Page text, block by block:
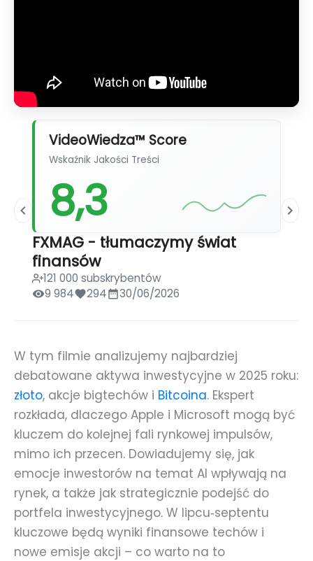
VideoWiedza™ Score
Wskaźnik Jakości Treści
8,3
FXMAG - tłumaczymy świat
finansów
121 000 subskrybentów
9 984
294 30/06/2026
W tym filmie analizujemy najbardziej
debatowane aktywa inwestycyjne w 2025 roku:
złoto, akcje bigtechów i Bitcoina. Ekspert
rozkłada, dlaczego Apple i Microsoft mogą być
kluczem do kolejnej fali rynkowej impulsów,
mimo ich przecen. Dowiadujemy się, jak
emocje inwestorów na temat AI wpływają na
rynek, a także jak strategicznie podejść do
portfela inwestycyjnego. W lipcu‑septentu
kluczowe będą wyniki finansowe techów i
nowe emisje akcji – co warto na to